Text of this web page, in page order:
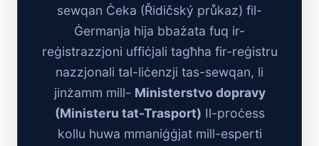
sewqan Ċeka (Řidičský průkaz) fil-
Ġermanja hija bbażata fuq ir-
reġistrazzjoni uffiċjali tagħha fir-reġistru
nazzjonali tal-liċenzji tas-sewqan, li
jinżamm mill- Ministerstvo dopravy
(Ministeru tat-Trasport) Il-proċess
kollu huwa mmaniġġjat mill-esperti